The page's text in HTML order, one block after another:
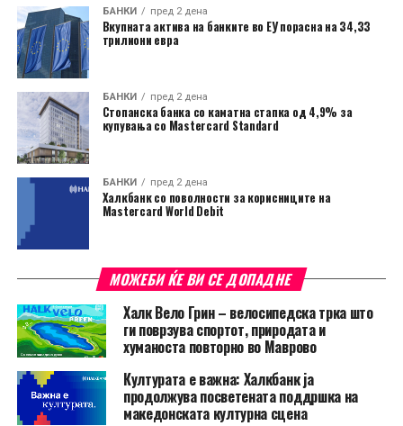
БАНКИ пред 2 дена
Вкупната актива на банките во ЕУ порасна на 34,33
трилиони евра
БАНКИ пред 2 дена
Стопанска банка со каматна стапка од 4,9% за
купувања со Mastercard Standard
БАНКИ пред 2 дена
Халкбанк со поволности за корисниците на
Mastercard World Debit
МОЖЕБИ ЌЕ ВИ СЕ ДОПАДНЕ
Халк Вело Грин – велосипедска трка што
ги поврзува спортот, природата и
хуманоста повторно во Маврово
Културата е важна: Халкбанк ја
продолжува посветената поддршка на
македонската културна сцена